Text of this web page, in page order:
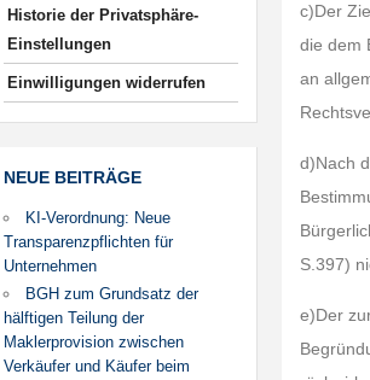
Historie der Privatsphäre-
Einstellungen
Einwilligungen widerrufen
NEUE BEITRÄGE
KI-Verordnung: Neue
Transparenzpflichten für
Unternehmen
BGH zum Grundsatz der
hälftigen Teilung der
Maklerprovision zwischen
Verkäufer und Käufer beim
c)Der
die dem
an
d)Nach
S.397)
e)Der